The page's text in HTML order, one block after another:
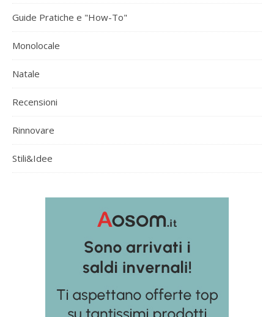
Guide Pratiche e "How-To"
Monolocale
Natale
Recensioni
Rinnovare
Stili&Idee